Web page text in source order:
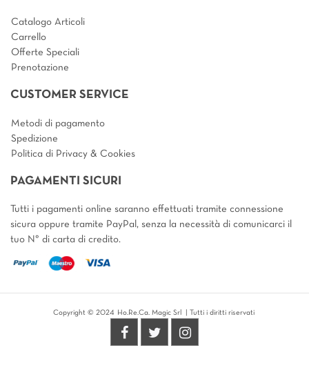
Catalogo Articoli
Carrello
Offerte Speciali
Prenotazione
CUSTOMER SERVICE
Metodi di pagamento
Spedizione
Politica di Privacy & Cookies
PAGAMENTI SICURI
Tutti i pagamenti online saranno effettuati tramite connessione
sicura oppure tramite PayPal, senza la necessità di comunicarci il
tuo N° di carta di credito.
Copyright © 2024 Ho.Re.Ca. Magic Srl | Tutti i diritti riservati